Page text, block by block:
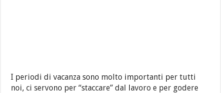
I periodi di vacanza sono molto importanti per tutti
noi, ci servono per “staccare” dal lavoro e per godere